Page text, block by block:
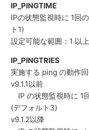
IP_PINGTIME
IPの状態監視時に 1回
ト1)
設定可能な範囲：1 以
IP_PINGTRIES
実施する ping の動作回
v9.1.1以前
IP の状態監視時に 1
(デフォルト3)
v9.1.2以降